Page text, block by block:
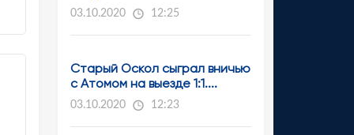
03.10.2020 12:25
Старый Оскол сыграл вничью
с Атомом на выезде 1:1....
03.10.2020 12:23